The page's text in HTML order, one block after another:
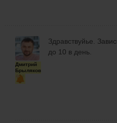
Дмитрий
Брыляков
Здравствуйье.
до 10 в день.